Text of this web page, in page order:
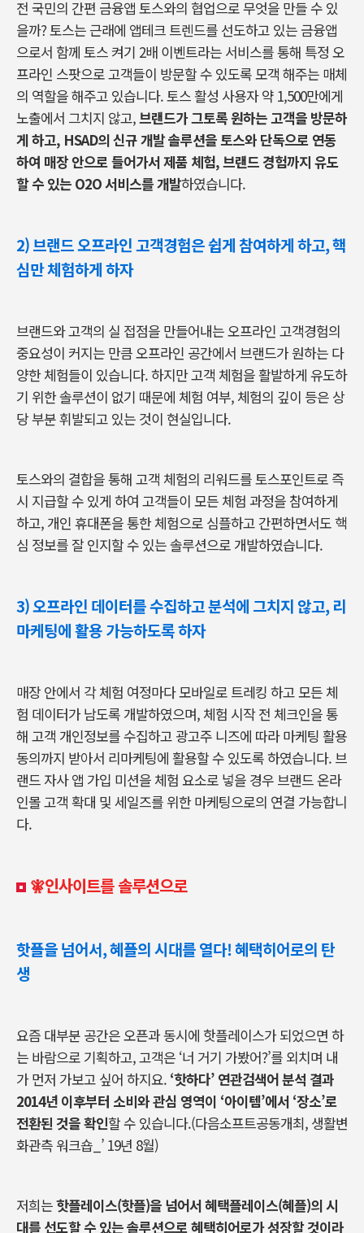
전 국민의 간편 금융앱 토스와의 협업으로 무엇을 만들 수 있
을까? 토스는 근래에 앱테크 트렌드를 선도하고 있는 금융앱
으로서 함께 토스 켜기 2배 이벤트라는 서비스를 통해 특정 오
프라인 스팟으로 고객들이 방문할 수 있도록 모객 해주는 매체
의 역할을 해주고 있습니다. 토스 활성 사용자 약 1,500만에게
노출에서 그치지 않고,브랜드가 그토록 원하는 고객을 방문하
게 하고, HSAD의 신규 개발 솔루션을 토스와 단독으로 연동
하여 매장 안으로 들어가서 제품 체험, 브랜드 경험까지 유도
할 수 있는 O2O 서비스를 개발하였습니다.
2)브랜드 오프라인 고객경험은 쉽게 참여하게 하고, 핵
심만 체험하게 하자
브랜드와 고객의 실 접점을 만들어내는 오프라인 고객경험의
중요성이 커지는 만큼 오프라인 공간에서 브랜드가 원하는 다
양한 체험들이 있습니다. 하지만 고객 체험을 활발하게 유도하
기 위한 솔루션이 없기 때문에 체험 여부, 체험의 깊이 등은 상
당 부분 휘발되고 있는 것이 현실입니다.
토스와의 결합을 통해 고객 체험의 리워드를 토스포인트로 즉
시 지급할 수 있게 하여 고객들이 모든 체험 과정을 참여하게
하고, 개인 휴대폰을 통한 체험으로 심플하고 간편하면서도 핵
심 정보를 잘 인지할 수 있는 솔루션으로 개발하였습니다.
3)오프라인 데이터를 수집하고 분석에 그치지 않고, 리
마케팅에 활용 가능하도록 하자
매장 안에서 각 체험 여정마다 모바일로 트레킹 하고 모든 체
험 데이터가 남도록 개발하였으며, 체험 시작 전 체크인을 통
해 고객 개인정보를 수집하고 광고주 니즈에 따라 마케팅 활용
동의까지 받아서 리마케팅에 활용할 수 있도록 하였습니다. 브
랜드 자사 앱 가입 미션을 체험 요소로 넣을 경우 브랜드 온라
인몰 고객 확대 및 세일즈를 위한 마케팅으로의 연결 가능합니
다.
🧚‍인사이트를 솔루션으로
핫플을 넘어서, 혜플의 시대를 열다! 혜택히어로의 탄
생
요즘 대부분 공간은 오픈과 동시에 핫플레이스가 되었으면 하
는 바람으로 기획하고, 고객은 ‘너 거기 가봤어?’를 외치며 내
가 먼저 가보고 싶어 하지요. ‘핫하다’ 연관검색어 분석 결과
2014년 이후부터 소비와 관심 영역이 ‘아이템’에서 ‘장소’로
전환된 것을 확인할 수 있습니다.(다음소프트공동개최, 생활변
화관측 워크숍_’ 19년 8월)
저희는핫플레이스(핫플)을 넘어서 혜택플레이스(혜플)의 시
대를 선도할 수 있는 솔루션으로 혜택히어로가 성장할 것이라